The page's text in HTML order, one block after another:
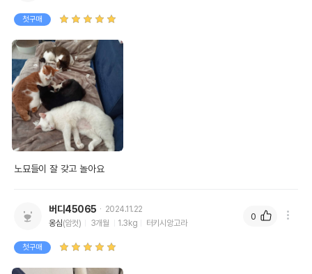
상품 필수 정보
품명 및 모델명
법에 의한 인증,허가 등을
받았음을 확인할수 있는
경우 그에 대한 사항
제조국 또는 원산지
제조자,수입품의 경우
수입자를 함께 표기
전화번호
유통기한
첫구매
노묘들이 잘 갖고 놀아요
버디45065
2024.11.22
옹심(암컷) 3개월 1.3kg 터키시앙고라
첫구매
0